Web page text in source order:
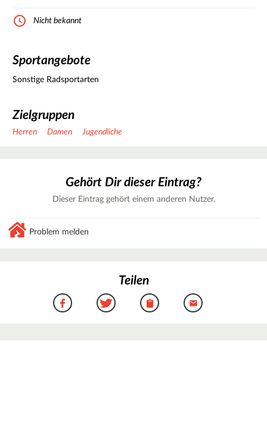
Nicht bekannt
Sportangebote
Sonstige Radsportarten
Zielgruppen
Herren Damen Jugendliche
Gehört Dir dieser Eintrag?
Dieser Eintrag gehört einem anderen Nutzer.
Problem melden
Teilen